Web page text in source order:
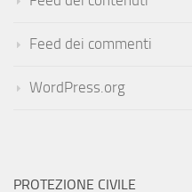
Feed dei commenti
WordPress.org
PROTEZIONE CIVILE